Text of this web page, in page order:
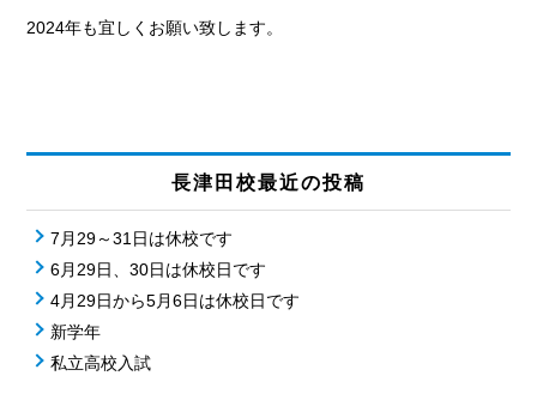
2024年も宜しくお願い致します。
長津田校最近の投稿
7月29～31日は休校です
6月29日、30日は休校日です
4月29日から5月6日は休校日です
新学年
私立高校入試